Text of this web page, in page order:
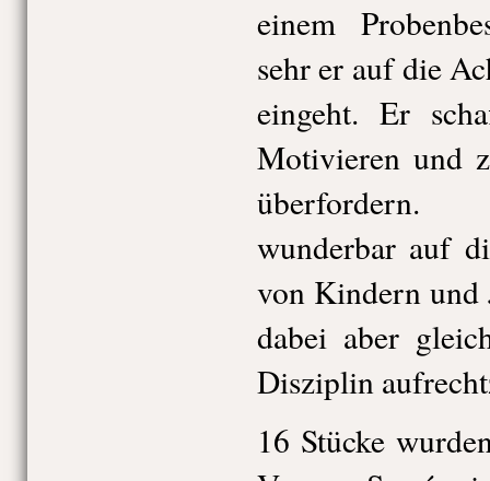
einem
sehr er auf die
eingeht. Er
Motivieren und
wunderbar auf
von Kindern und
dabei aber
Disziplin
16 Stücke